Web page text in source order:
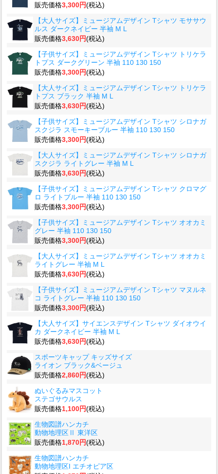
販売価格3,300円(税込)
【大人サイズ】ミュージアムデザイン Tシャツ モササウ
ルス ダークネイビー 半袖 M L
販売価格3,630円(税込)
【子供サイズ】ミュージアムデザイン Tシャツ トリケラ
トプス ダークグリーン 半袖 110 130 150
販売価格3,300円(税込)
【大人サイズ】ミュージアムデザイン Tシャツ トリケラ
トプス ブラック 半袖 M L
販売価格3,630円(税込)
【子供サイズ】ミュージアムデザイン Tシャツ シロナガ
スクジラ スモーキーブルー 半袖 110 130 150
販売価格3,300円(税込)
【大人サイズ】ミュージアムデザイン Tシャツ シロナガ
スクジラ ライトグレー 半袖 M L
販売価格3,630円(税込)
【子供サイズ】ミュージアムデザイン Tシャツ クロマグ
ロ ライトブルー 半袖 110 130 150
販売価格3,300円(税込)
【子供サイズ】ミュージアムデザイン Tシャツ オオカミ
グレー 半袖 110 130 150
販売価格3,300円(税込)
【大人サイズ】ミュージアムデザイン Tシャツ オオカミ
ライトグレー 半袖 M L
販売価格3,630円(税込)
【子供サイズ】ミュージアムデザイン Tシャツ マヌルネ
コ ライトグレー 半袖 110 130 150
販売価格3,300円(税込)
【大人サイズ】サイエンスデザイン Tシャツ ダイオウイ
カ ダークネイビー 半袖 M L
販売価格3,630円(税込)
スポーツキャップ キッズサイズ
ライオン ブラック&ベージュ
販売価格2,860円(税込)
ぬいぐるみマスコット
ステゴサウルス
販売価格1,100円(税込)
生物図譜ハンカチ
動物地理区Ⅱ 東洋区
販売価格1,870円(税込)
生物図譜ハンカチ
動物地理区I エチオピア区